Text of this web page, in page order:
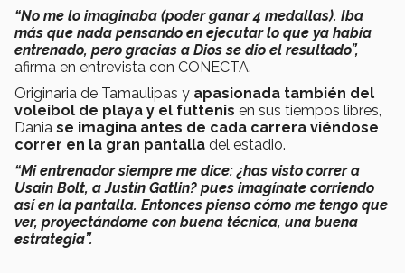
“No me lo imaginaba (poder ganar 4 medallas). Iba
más que nada pensando en ejecutar lo que ya había
entrenado, pero gracias a Dios se dio el resultado”,
afirma en entrevista con CONECTA.
Originaria de Tamaulipas y apasionada también del
voleibol de playa y el futtenis en sus tiempos libres,
Dania se imagina antes de cada carrera viéndose
correr en la gran pantalla del estadio.
“Mi entrenador siempre me dice: ¿has visto correr a
Usain Bolt, a Justin Gatlin? pues imagínate corriendo
así en la pantalla. Entonces pienso cómo me tengo que
ver, proyectándome con buena técnica, una buena
estrategia”.